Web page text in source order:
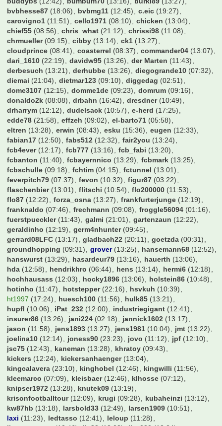
buddybs (12:42) bumbum70 (13:16) burki89 (13:27)
bvbhesse87 (18:06) bvbmg11 (12:45) c.eic (19:27)
carovigno1 (11:51) cello1971 (08:10) chicken (13:04)
chief55 (08:56) chris_what (21:12) chrissi98 (11:08)
chrmueller (09:15) cibby (13:14) ck1 (13:27)
cloudprince (08:41) coasterrel (08:37) commander04 (13:07)
dari_1610 (22:19) davidw95 (13:26) der Marten (11:43)
derbesuch (13:21) derhubbe (13:26) diegogrande10 (07:32)
diemai (21:04) dietmar123 (09:10) diggedag (02:51)
dome3107 (12:15) domme1de (09:23) domrum (09:16)
donaldo2k (08:08) drbahn (16:42) dresdner (10:49)
drharrym (12:12) dudelsack (10:57) e-herd (17:25)
edde78 (21:58) effzeh (09:02) el-barto71 (05:58)
eltren (13:28) erwin (08:43) esku (15:36) eugen (12:33)
fabian17 (12:50) fabs512 (12:32) fair2you (13:24)
fcb4ever (12:17) fcb777 (13:16) fcb_fabi (13:20)
fcbanton (11:40) fcbayernnico (13:29) fcbmark (13:25)
fcbschulle (09:18) fchtim (04:15) fctunnel (13:01)
feverpitch79 (07:37) fevon (10:32) figur87 (03:22)
flaschenbier (13:01) flitschi (10:54) flo200000 (11:53)
flo87 (12:22) forza_osna (13:27) frankfurterjunge (12:19)
franknaldo (07:46) frechmann (09:08) froggle56094 (01:16)
fuerstpueckler (11:43) galmi (21:01) gartenzaun (12:22)
geraldinho (12:19) germ4nhunter (09:45)
gerrard08LFC (13:17) gladbach22 (20:11) goetzda (00:31)
groundhopping (09:31) grover (13:25) hansemann68 (12:52)
hanswurst (13:29) hasardeur79 (13:16) hauerth (13:06)
hda (12:58) hendrikhro (06:44) hens (13:14) hermi6 (12:18)
hochhausass (12:03) hocky1896 (13:06) holstein86 (10:48)
hotinho (11:47) hotstepper (22:16) hsvkuh (10:39)
ht1997 (17:24) huesch100 (11:56) hulk85 (13:21)
hupfl (10:06) iPat_232 (12:00) industriegigant (12:41)
insurer86 (13:26) jani224 (02:18) jannick1602 (13:17)
jason (11:58) jens1893 (13:27) jens1981 (10:04) jmt (13:22)
joelina10 (12:14) joness90 (23:23) jovo (11:12) jpf (12:10)
jsc75 (12:43) kaneman (13:28) khratoy (09:43)
kickers (12:24) kickersanhaenger (13:04)
kingcalavera (23:10) kinghobel (12:46) kingwilli (11:56)
kleemarco (07:09) kleisbaer (12:46) klhosse (07:12)
knipser1972 (13:28) knutek09 (13:19)
krisonfootballtour (12:09) krugi (09:28) kubaheinzi (13:12)
kw87hb (13:18) larsbold33 (12:49) larsen1909 (10:51)
laxi (11:23) ledtasso (12:41) leloup (11:28)